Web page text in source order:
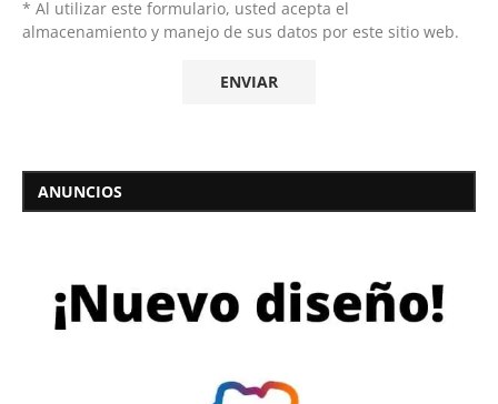
* Al utilizar este formulario, usted acepta el
almacenamiento y manejo de sus datos por este sitio web.
ANUNCIOS